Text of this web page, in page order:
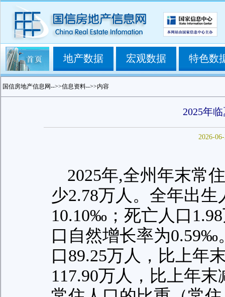
地产数据 宏观数据 特色数
国信房地产信息网-->>信息资料-->>内容
2025年
2026-
2025年,全州年末常
少2.78万人。全年出
10.10‰；死亡人口
口自然增长率为0.59‰
口89.25万人，比上年
117.90万人，比上年